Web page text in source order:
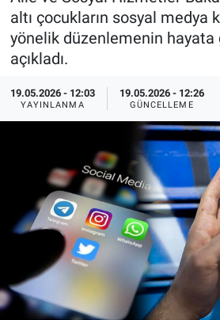
altı çocukların sosyal medya
yönelik düzenlemenin
açıkladı.
19.05.2026 - 12:03
YAYINLANMA
19.05.2026 - 12:26
GÜNCELLEME
Özel Haberler
Yazarlar
Dünya
Medya
Özel Haberler
Erişim Bilgileri
Sağlık
Teknoloji
Ramazan
Haber Arşivi